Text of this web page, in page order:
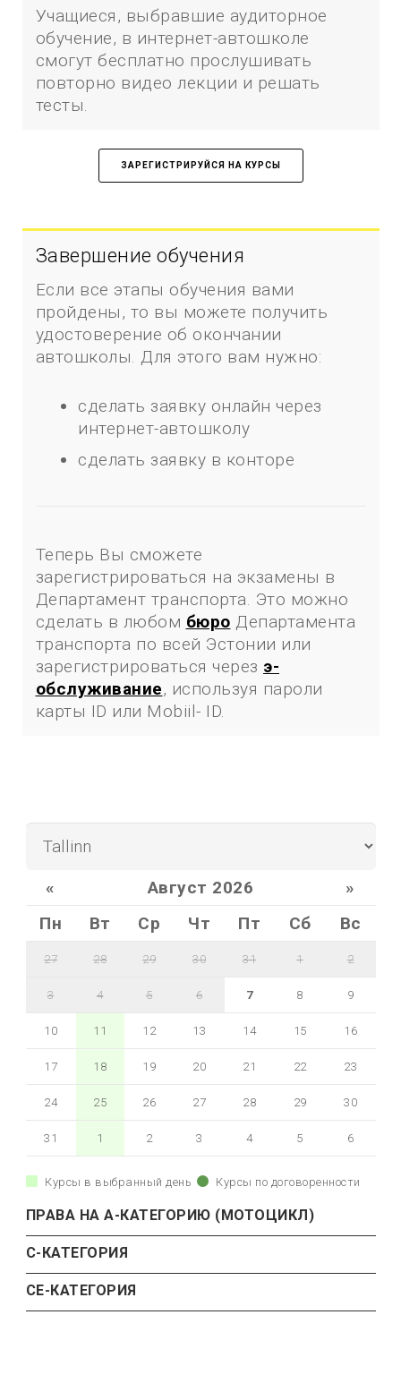
Учащиеся, выбравшие аудиторное
обучение, в интернет-автошколе
смогут бесплатно прослушивать
повторно видео лекции и решать
тесты.
ЗАРЕГИСТРИРУЙСЯ НА КУРСЫ
Завершение обучения
Если все этапы обучения вами
пройдены, то вы можете получить
удостоверение об окончании
автошколы. Для этого вам нужно:
сделать заявку онлайн через
интернет-автошколу
сделать заявку в конторе
Теперь Вы сможете
зарегистрироваться на экзамены в
Департамент транспорта. Это можно
сделать в любом бюро Департамента
транспорта по всей Эстонии или
зарегистрироваться через э-
обслуживание, используя пароли
карты ID или Mobiil- ID.
« Август 2026
»
Пн
Вт Ср Чт Пт Сб Вс
27 28 29 30 31 1 2
3 4 5 6 7 8 9
10 11 12 13 14 15 16
17 18 19 20 21 22 23
24 25 26 27 28 29 30
31 1 2 3 4 5 6
Курсы в выбранный день Курсы по договоренности
ПРАВА НА А-КАТЕГОРИЮ (МОТОЦИКЛ)
С-КАТЕГОРИЯ
СЕ-КАТЕГОРИЯ